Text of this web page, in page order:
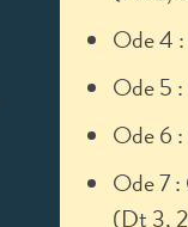
Ode 4
Ode 5
Ode 6
Ode 7 :
(Dt 3,